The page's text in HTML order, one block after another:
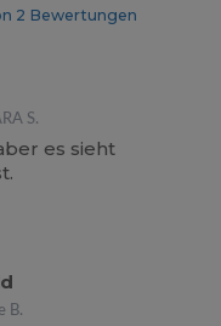
2 Bewertungen
S.
es sieht
B.